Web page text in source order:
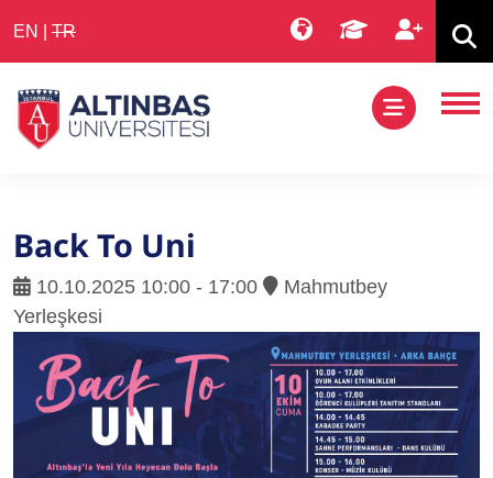
EN TR
Back To Uni
10.10.2025 10:00 - 17:00
Mahmutbey
Yerleşkesi